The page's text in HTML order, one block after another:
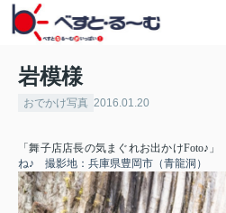
岩模様
おでかけ写真 2016.01.20
「舞子店店長の気まぐれお出かけFoto♪」
ね♪ 撮影地：兵庫県豊岡市（青龍洞）